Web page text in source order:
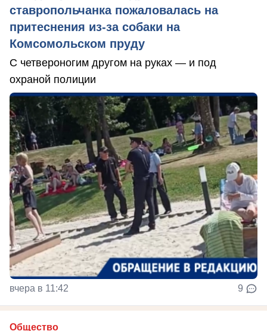
ставропольчанка пожаловалась на
притеснения из-за собаки на
Комсомольском пруду
С четвероногим другом на руках — и под
охраной полиции
вчера в 11:42 9
Общество